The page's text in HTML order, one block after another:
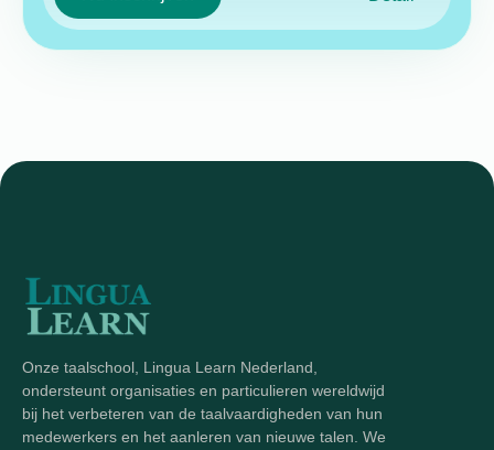
Onze taalschool, Lingua Learn Nederland,
ondersteunt organisaties en particulieren wereldwijd
bij het verbeteren van de taalvaardigheden van hun
medewerkers en het aanleren van nieuwe talen. We